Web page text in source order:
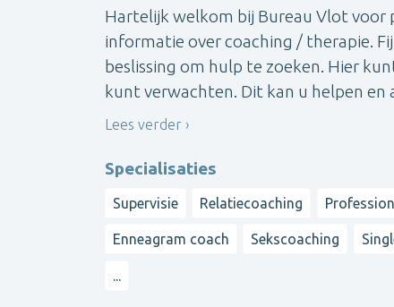
Hartelijk welkom bij Bureau Vlot voor
informatie over coaching / therapie.
beslissing om hulp te zoeken. Hier
kunt verwachten. Dit kan u helpen en
Lees verder
Specialisaties
Supervisie Relatiecoaching
Enneagram coach Sekscoaching